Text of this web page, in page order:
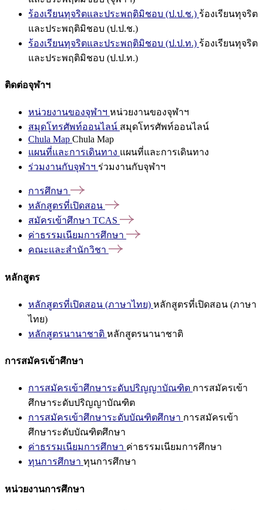
ร้องเรียนทุจริตและประพฤติมิชอบ (ป.ป.ช.) ร้องเรียนทุจริต
และประพฤติมิชอบ (ป.ป.ช.)
ร้องเรียนทุจริตและประพฤติมิชอบ (ป.ป.ท.) ร้องเรียนทุจริต
และประพฤติมิชอบ (ป.ป.ท.)
ติดต่อจุฬาฯ
หน่วยงานของจุฬาฯ หน่วยงานของจุฬาฯ
สมุดโทรศัพท์ออนไลน์ สมุดโทรศัพท์ออนไลน์
Chula Map Chula Map
แผนที่และการเดินทาง แผนที่และการเดินทาง
ร่วมงานกับจุฬาฯ ร่วมงานกับจุฬาฯ
การศึกษา
หลักสูตรที่เปิดสอน
สมัครเข้าศึกษา TCAS
ค่าธรรมเนียมการศึกษา
คณะและสำนักวิชา
หลักสูตร
หลักสูตรที่เปิดสอน (ภาษาไทย) หลักสูตรที่เปิดสอน (ภาษา
ไทย)
หลักสูตรนานาชาติ หลักสูตรนานาชาติ
การสมัครเข้าศึกษา
การสมัครเข้าศึกษาระดับปริญญาบัณฑิต การสมัครเข้า
ศึกษาระดับปริญญาบัณฑิต
การสมัครเข้าศึกษาระดับบัณฑิตศึกษา การสมัครเข้า
ศึกษาระดับบัณฑิตศึกษา
ค่าธรรมเนียมการศึกษา ค่าธรรมเนียมการศึกษา
ทุนการศึกษา ทุนการศึกษา
หน่วยงานการศึกษา